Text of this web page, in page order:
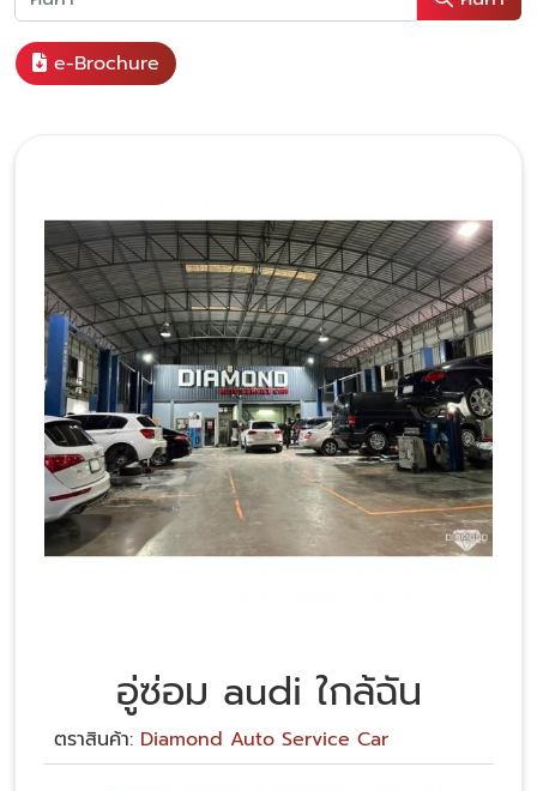
e-Brochure
อู่ซ่อม audi ใกล้ฉัน
ตราสินค้า: Diamond Auto Service Car